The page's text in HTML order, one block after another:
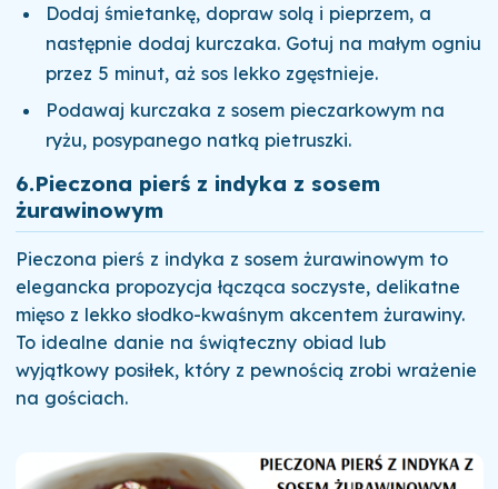
Dodaj śmietankę, dopraw solą i pieprzem, a
następnie dodaj kurczaka. Gotuj na małym ogniu
przez 5 minut, aż sos lekko zgęstnieje.
Podawaj kurczaka z sosem pieczarkowym na
ryżu, posypanego natką pietruszki.
6.Pieczona pierś z indyka z sosem
żurawinowym
Pieczona pierś z indyka z sosem żurawinowym to
elegancka propozycja łącząca soczyste, delikatne
mięso z lekko słodko-kwaśnym akcentem żurawiny.
To idealne danie na świąteczny obiad lub
wyjątkowy posiłek, który z pewnością zrobi wrażenie
na gościach.